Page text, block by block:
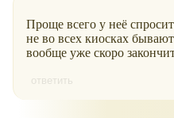
Проще всего у неё
не во всех киосках
вообще уже скоро
ответить